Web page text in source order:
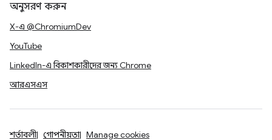
অনুসরণ করুন
X-এ @ChromiumDev
YouTube
LinkedIn-এ বিকাশকারীদের জন্য Chrome
আরএসএস
শর্তাবলী গোপনীয়তা Manage cookies